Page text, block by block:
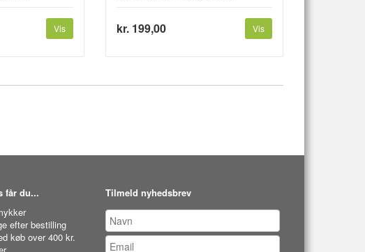
Vis kr. 199,00 Vis
får du...
efter bestilling
køb over 400 kr.
Tilmeld nyhedsbrev